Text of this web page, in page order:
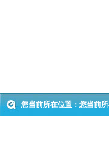
您当前所在位置：您当前